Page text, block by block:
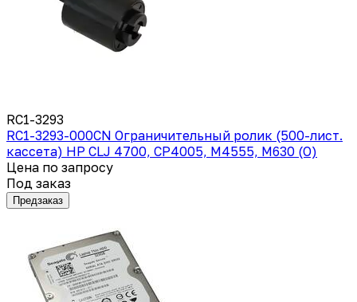
RC1-3293
RC1-3293-000CN Ограничительный ролик (500-лист.
кассета) HP CLJ 4700, CP4005, M4555, M630 (O)
Цена по запросу
Под заказ
Предзаказ